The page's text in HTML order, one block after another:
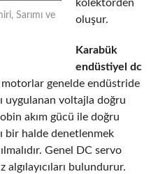
Sarımı ve
kolektörden
oluşur.
Karabük
endüstiyel dc
genelde endüstride
uygulanan voltajla doğru
akım gücü ile doğru
bir halde denetlenmek
Genel DC servo
bulundurur.